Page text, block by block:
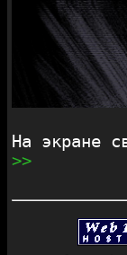
На экране
>>